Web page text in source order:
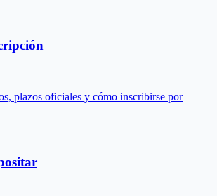
plazos oficiales y cómo inscribirse por